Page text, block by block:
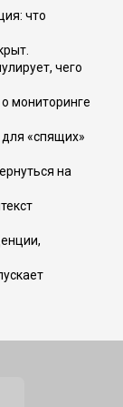
что
чего
мониторинге
«спящих»
на